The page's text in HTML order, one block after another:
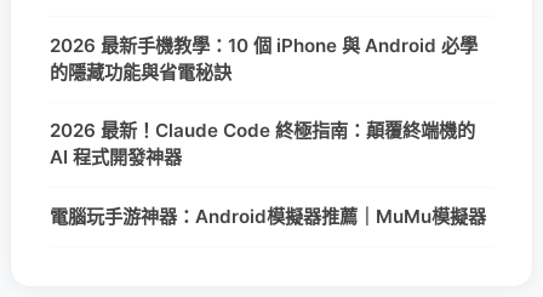
2026 最新手機教學：10 個 iPhone 與 Android 必學
的隱藏功能與省電秘訣
2026 最新！Claude Code 終極指南：顛覆終端機的
AI 程式開發神器
電腦玩手游神器：Android模擬器推薦｜MuMu模擬器